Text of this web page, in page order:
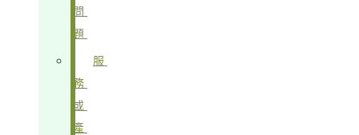
問
題
服
務
或
產